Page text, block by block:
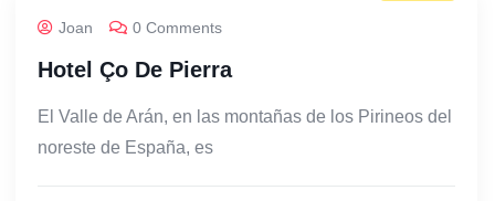
Joan 0 Comments
Hotel Ço De Pierra
El Valle de Arán, en las montañas de los Pirineos del
noreste de España, es